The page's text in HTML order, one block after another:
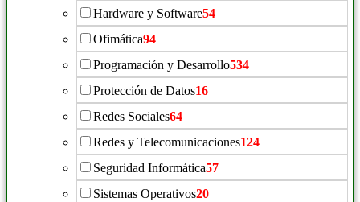
Hardware y Software54
Ofimática94
Programación y Desarrollo534
Protección de Datos16
Redes Sociales64
Redes y Telecomunicaciones124
Seguridad Informática57
Sistemas Operativos20